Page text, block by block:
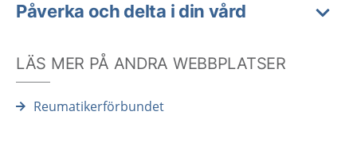
Påverka och delta i din vård
LÄS MER PÅ ANDRA WEBBPLATSER
Reumatikerförbundet